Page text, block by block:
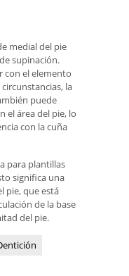
medial del pie
supinación.
con el elemento
la
puede
el área del pie, lo
con la cuña
para plantillas
significa una
pie, que está
de la base
del pie.